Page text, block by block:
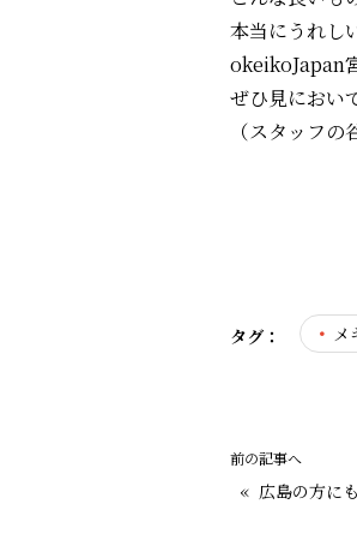
本当にうれし
okeikoJapan
ぜひ見におい
（スタッフの
タグ： メ
前の記事へ
« 広島の方に